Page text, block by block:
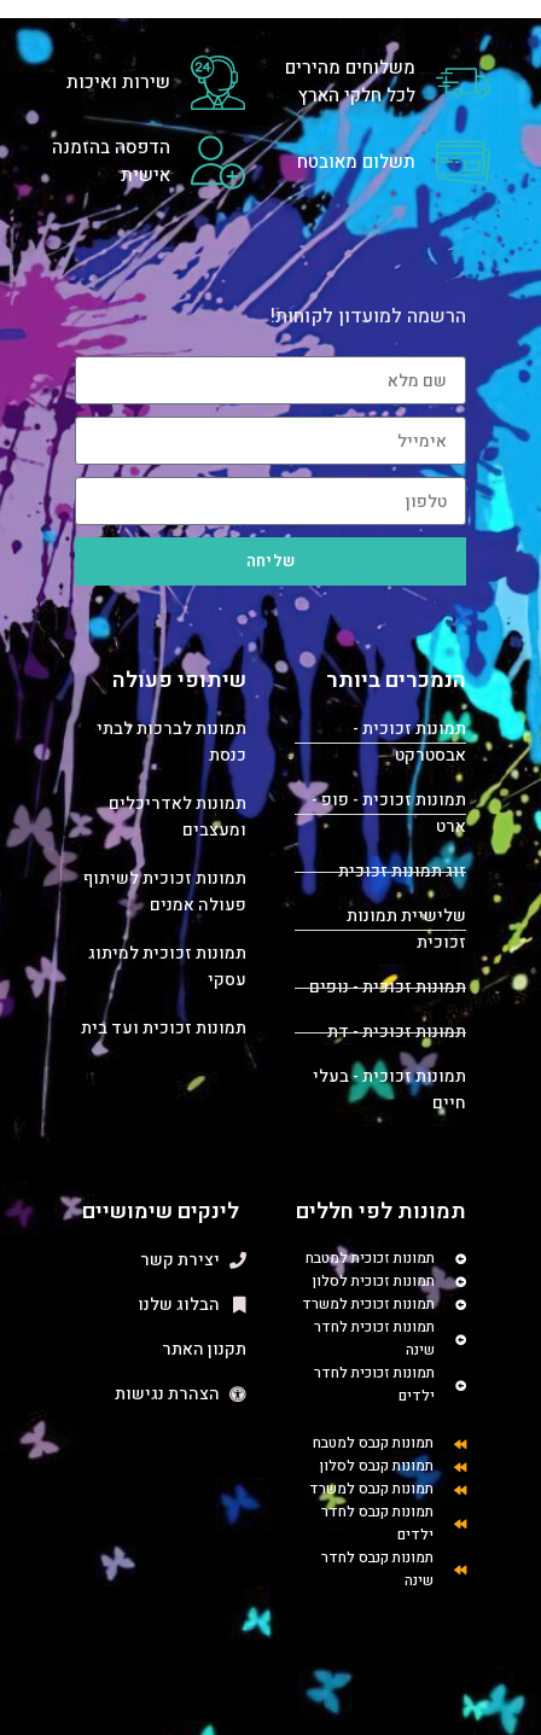
משלוחים מהירים
לכל חלקי הארץ
שירות ואיכות
תשלום מאובטח
הדפסה בהזמנה
אישית
הרשמה למועדון לקוחות!
שליחה
הנמכרים ביותר
תמונות זכוכית -
אבסטרקט
תמונות זכוכית - פופ -
ארט
זוג תמונות זכוכית
שלישיית תמונות
זכוכית
תמונות זכוכית - נופים
תמונות זכוכית - דת
תמונות זכוכית - בעלי
חיים
שיתופי פעולה
תמונות לברכות לבתי
כנסת
תמונות לאדריכלים
ומעצבים
תמונות זכוכית לשיתוף
פעולה אמנים
תמונות זכוכית למיתוג
עסקי
תמונות זכוכית ועד בית
תמונות לפי חללים
תמונות זכוכית למטבח
תמונות זכוכית לסלון
תמונות זכוכית למשרד
תמונות זכוכית לחדר
שינה
תמונות זכוכית לחדר
ילדים
תמונות קנבס למטבח
תמונות קנבס לסלון
תמונות קנבס למשרד
תמונות קנבס לחדר
ילדים
תמונות קנבס לחדר
שינה
לינקים שימושיים
יצירת קשר
הבלוג שלנו
תקנון האתר
הצהרת נגישות